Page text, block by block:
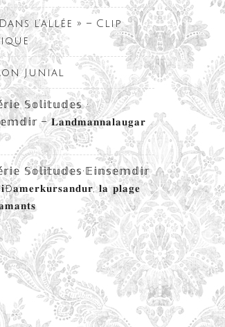
l’allée » – Clip
Junial
𝕊𝕠𝕝𝕚𝕥𝕦𝕕𝕖𝕤 •
– 𝐋𝐚𝐧𝐝𝐦𝐚𝐧𝐧𝐚𝐥𝐚𝐮𝐠𝐚𝐫
𝕊𝕠𝕝𝕚𝕥𝕦𝕕𝕖𝕤•𝔼𝕚𝕟𝕤𝕖𝕞𝕕𝕚𝕣
𝐥𝐚 𝐩𝐥𝐚𝐠𝐞